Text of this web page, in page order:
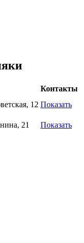
Контакты
12 Показать
21 Показать